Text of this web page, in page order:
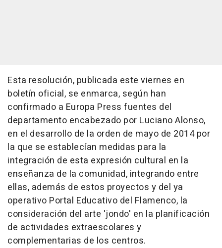
Esta resolución, publicada este viernes en
boletín oficial, se enmarca, según han
confirmado a Europa Press fuentes del
departamento encabezado por Luciano Alonso,
en el desarrollo de la orden de mayo de 2014 por
la que se establecían medidas para la
integración de esta expresión cultural en la
enseñanza de la comunidad, integrando entre
ellas, además de estos proyectos y del ya
operativo Portal Educativo del Flamenco, la
consideración del arte 'jondo' en la planificación
de actividades extraescolares y
complementarias de los centros.